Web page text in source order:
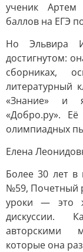
ученик
баллов на ЕГЭ
Но Эльвира
достигнутом:
сборниках,
литературный
«Знание» и
«Добро.ру».
олимпиадных
Елена
Более 30 лет
№59, Почетный
уроки — это
дискуссии.
авторскими
которые она